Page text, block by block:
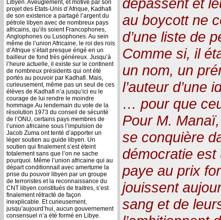
Libyen. Aveuglement, et motivé par son
projet des Etats-Unis d’Afrique, Kadhafi
de son existence a partagé l’argent du
pétrole libyen avec de nombreux pays
africains, qu’ils soient Francophones,
Anglophones ou Lusophones. Au sein
même de l’union Africaine, le roi des rois
d’Afrique s’était presque érigé en un
bailleur de fond très généreux. Jusqu’à
l’heure actuelle, il existe sur le continent
de nombreux présidents qui ont été
portés au pouvoir par Kadhafi. Mais,
curieusement, même pas un seul de ces
élèves de Kadhafi n’a jusqu’ici eu le
courage de lui rendre le moindre
hommage.Au lendemain du vote de la
résolution 1973 du conseil de sécurité
de l’ONU, certains pays membres de
l’union africaine sous l’impulsion de
Jacob Zuma ont tenté d’apporter un
léger soutien au guide libyen. Un
soutien qui finalement s’est éteint
totalement sans que l’on ne sache
pourquoi. Même l’union africaine qui au
départ conditionnait avec amertume la
prise du pouvoir libyen par un groupe
de terroristes et la reconnaissance du
CNT libyen constitués de traitres, s’est
finalement rétracté de façon
inexplicable. Et curieusement,
jusqu’aujourd’hui, aucun gouvernement
consensuel n’a été formé en Libye.
dépassent et
au boycott ne
d’une liste de
Comme si, il
un nom, un
l’auteur d’une
… pour que
Pour M.
se conquière
démocratie
paye au prix
jouissent
sang et de